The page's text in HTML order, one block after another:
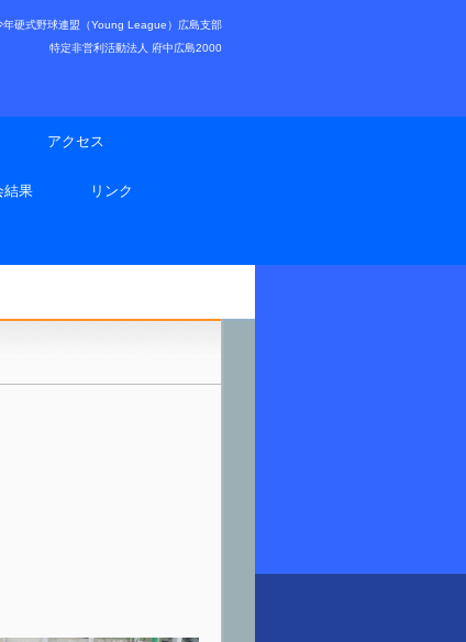
式野球連盟（Young League）広島支部
特定非営利活動法人 府中広島2000
アクセス
結果 リンク